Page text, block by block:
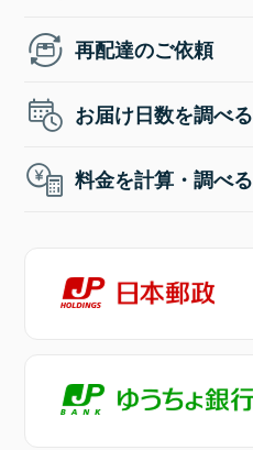
再配達のご依頼
お届け日数を調べる
料金を計算・調べる